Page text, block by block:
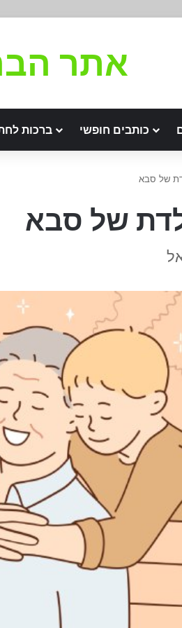
אתר
כותבים חופשי ברכות
של סבא
של סבא